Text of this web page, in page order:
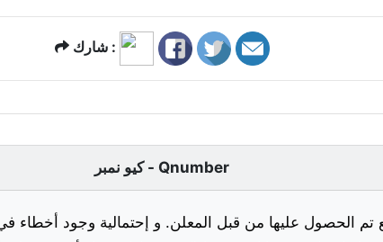
شارك :
كيو نمبر - Qnumber
تم الحصول عليها من قبل المعلن. و إحتمالية وجود أخطاء